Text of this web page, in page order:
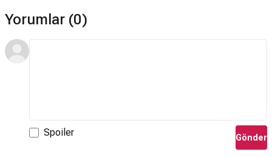
Yorumlar (0)
Spoiler Gönder